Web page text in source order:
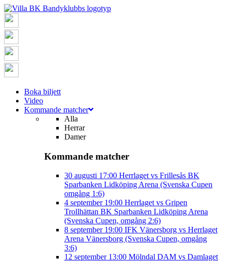
Boka biljett
Video
Kommande matcher
Alla
Herrar
Damer
Kommande matcher
30 augusti 17:00 Herrlaget vs Frillesås BK
Sparbanken Lidköping Arena (Svenska Cupen
omgång 1:6)
4 september 19:00 Herrlaget vs Gripen
Trollhättan BK Sparbanken Lidköping Arena
(Svenska Cupen, omgång 2:6)
8 september 19:00 IFK Vänersborg vs Herrlaget
Arena Vänersborg (Svenska Cupen, omgång
3:6)
12 september 13:00 Mölndal DAM vs Damlaget